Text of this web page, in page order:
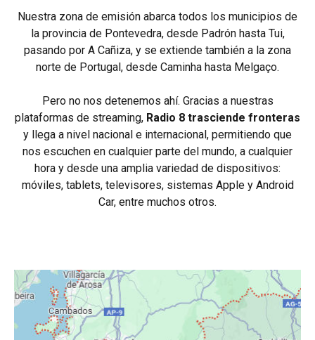
Nuestra zona de emisión abarca todos los municipios de
la provincia de Pontevedra, desde Padrón hasta Tui,
pasando por A Cañiza, y se extiende también a la zona
norte de Portugal, desde Caminha hasta Melgaço.
Pero no nos detenemos ahí. Gracias a nuestras
plataformas de streaming, Radio 8 trasciende fronteras
y llega a nivel nacional e internacional, permitiendo que
nos escuchen en cualquier parte del mundo, a cualquier
hora y desde una amplia variedad de dispositivos:
móviles, tablets, televisores, sistemas Apple y Android
Car, entre muchos otros.